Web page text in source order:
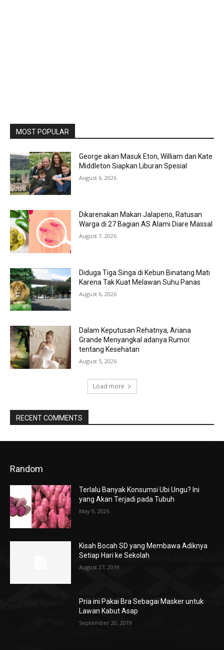
MOST POPULAR
George akan Masuk Eton, William dan Kate
Middleton Siapkan Liburan Spesial
August 6, 2026
Dikarenakan Makan Jalapeno, Ratusan
Warga di 27 Bagian AS Alami Diare Massal
August 7, 2026
Diduga Tiga Singa di Kebun Binatang Mati
Karena Tak Kuat Melawan Suhu Panas
August 6, 2026
Dalam Keputusan Rehatnya, Ariana
Grande Menyangkal adanya Rumor
tentang Kesehatan
August 5, 2026
Load more
RECENT COMMENTS
Random
Terlalu Banyak Konsumsi Ubi Ungu? Ini
yang Akan Terjadi pada Tubuh
May 9, 2026
Kisah Bocah SD yang Membawa Adiknya
Setiap Hari ke Sekolah
August 27, 2019
Pria ini Pakai Bra Sebagai Masker untuk
Lawan Kabut Asap
September 20, 2019